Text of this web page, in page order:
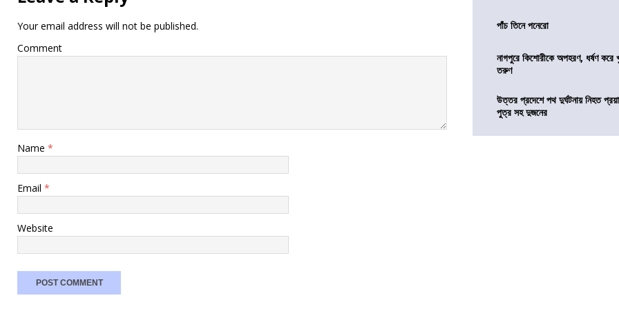
Your email address will not be published.
Comment
Name *
Email *
Website
পাঁচ তিনে পনেরো
নাগপুরে কিশোরীকে অপহরণ, ধর্ষণ করে
তরুণ
উত্তর প্রদেশে পথ দুর্ঘটনায় নিহত
পুত্র সহ দুজনের